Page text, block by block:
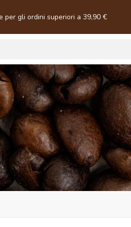
per gli ordini superiori a 39,90 €